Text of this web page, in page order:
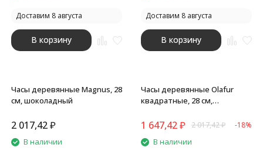
Доставим 8 августа
В корзину
Доставим 8 августа
В корзину
Часы деревянные Magnus, 28
см, шоколадный
2 017,42₽
В наличии
Часы деревянные Olafur
квадратные, 28 см,
1 647,42₽ 2 017,42₽ -18%
В наличии